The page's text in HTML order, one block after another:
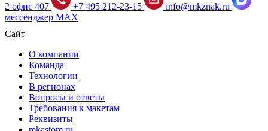
2 офис 407 +7 495 212-23-15
info@mkznak.ru
мессенджер MAX
Сайт
О компании
Команда
Технологии
В регионах
Вопросы и ответы
Требования к макетам
Реквизиты